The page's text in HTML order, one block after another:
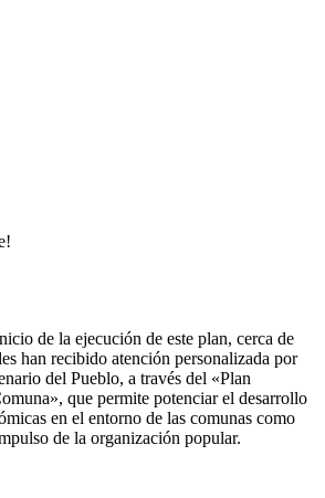
de la ejecución de este plan, cerca de
han recibido atención personalizada por
del Pueblo, a través del «Plan
que permite potenciar el desarrollo
en el entorno de las comunas como
de la organización popular.